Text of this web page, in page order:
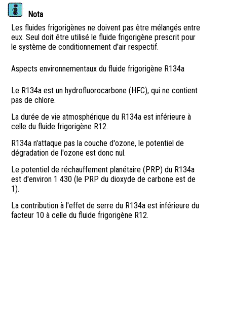
Nota
Les fluides frigorigènes ne doivent pas être mélangés entre
eux. Seul doit être utilisé le fluide frigorigène prescrit pour
le système de conditionnement d'air respectif.
Aspects environnementaux du fluide frigorigène R134a
Le R134a est un hydrofluorocarbone (HFC), qui ne contient
pas de chlore.
La durée de vie atmosphérique du R134a est inférieure à
celle du fluide frigorigène R12.
R134a n'attaque pas la couche d'ozone, le potentiel de
dégradation de l'ozone est donc nul.
Le potentiel de réchauffement planétaire (PRP) du R134a
est d'environ 1 430 (le PRP du dioxyde de carbone est de
1).
La contribution à l'effet de serre du R134a est inférieure du
facteur 10 à celle du fluide frigorigène R12.